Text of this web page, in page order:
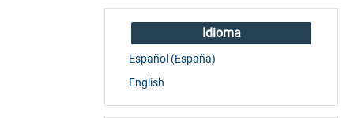
Idioma
Español (España)
English